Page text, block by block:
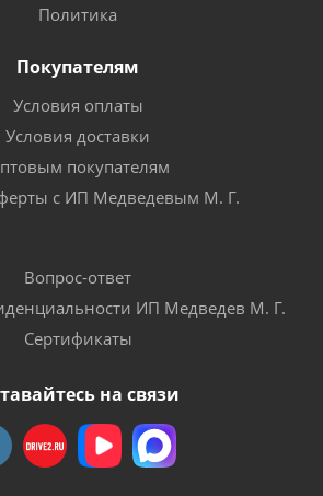
Политика
Покупателям
Условия оплаты
Условия доставки
покупателям
с ИП Медведевым М. Г.
Вопрос-ответ
ИП Медведев М. Г.
Сертификаты
на связи